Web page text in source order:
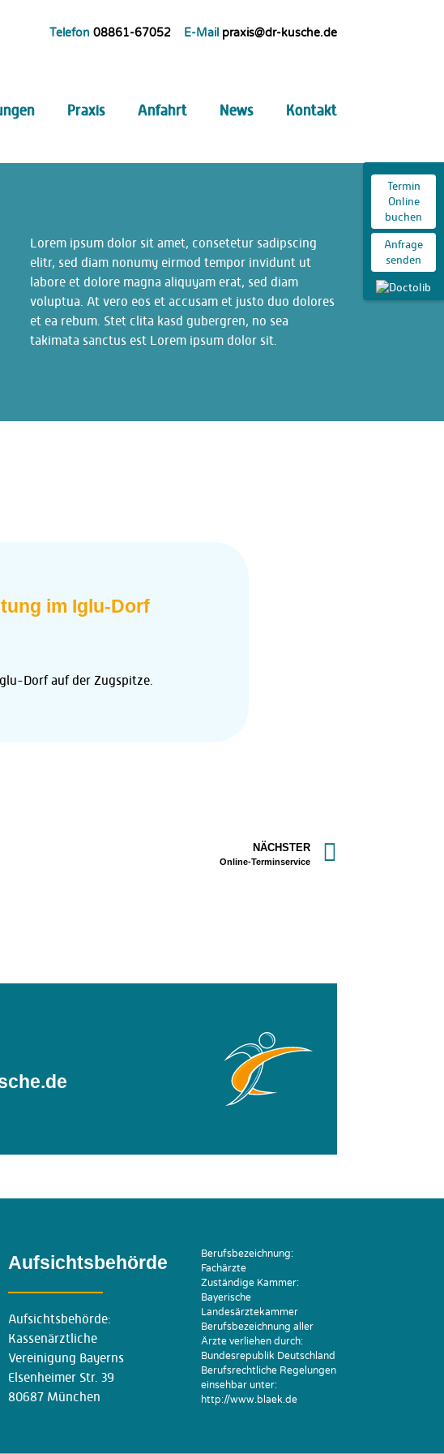
Telefon 08861-67052 E-Mail praxis@dr-kusche.de
Termin
Online
buchen
Anfrage
senden
Praxis Anfahrt News Kontakt
Lorem ipsum dolor sit amet, consetetur sadipscing
elitr, sed diam nonumy eirmod tempor invidunt ut
labore et dolore magna aliquyam erat, sed diam
voluptua. At vero eos et accusam et justo duo dolores
et ea rebum. Stet clita kasd gubergren, no sea
takimata sanctus est Lorem ipsum dolor sit.
im Iglu-Dorf
Dorf auf der Zugspitze.
NÄCHSTER
Online-Terminservice
Aufsichtsbehörde
Aufsichtsbehörde:
Kassenärztliche
Vereinigung Bayerns
Elsenheimer Str. 39
80687 München
Berufsbezeichnung:
Fachärzte
Zuständige Kammer:
Bayerische
Landesärztekammer
Berufsbezeichnung aller
Ärzte verliehen durch:
Bundesrepublik Deutschland
Berufsrechtliche Regelungen
einsehbar unter:
http://www.blaek.de